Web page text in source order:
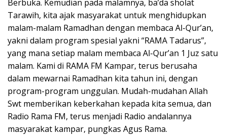
Berbuka. Kemudian pada malamnya, ba’da sholat
Tarawih, kita ajak masyarakat untuk menghidupkan
malam-malam Ramadhan dengan membaca Al-Qur’an,
yakni dalam program spesial yakni “RAMA Tadarus”,
yang mana setiap malam membaca Al-Qur’an 1 Juz satu
malam. Kami di RAMA FM Kampar, terus berusaha
dalam mewarnai Ramadhan kita tahun ini, dengan
program-program unggulan. Mudah-mudahan Allah
Swt memberikan keberkahan kepada kita semua, dan
Radio Rama FM, terus menjadi Radio andalannya
masyarakat kampar, pungkas Agus Rama.